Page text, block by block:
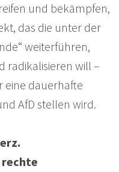
und bekämpfen,
das die unter der
weiterführen,
radikalisieren will –
eine dauerhafte
AfD stellen wird.
rechte